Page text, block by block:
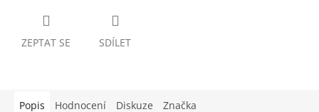
ZEPTAT SE SDÍLET
Popis Hodnocení Diskuze Značka